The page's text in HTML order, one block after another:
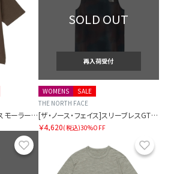
[ザ・ノース・フェイス]GAR スモーラータイポグラフィックショートスリーブティー
SOLD OUT
再入荷受付
SALE
WOMENS
THE NORTH FACE
[ザ・ノース・フェイス]スリーブレスGTDメランジクルー
￥4,620(税込)30%OFF
お気に入り